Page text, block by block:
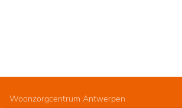
Woonzorgcentrum Antwerpen